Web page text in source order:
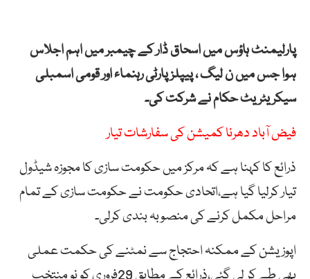
پارلیمنٹ ہاؤس میں اسحاق ڈار کے چیمبر میں اہم اجلاس
ہوا جس میں ن لیگ ، پیپلز پارٹی رہنماء اور قومی اسمبلی
سیکریٹریٹ حکام نے شرکت کی۔
فیض آباد دھرنا کمیشن کی سفارشات تیار
ذرائع کا کہنا ہے کہ مرکز میں حکومت سازی کا مجوزہ شیڈول
تیار کرلیا گیا ہے،اتحادی حکومت نے حکومت سازی کے تمام
مراحل مکمل کرنے کی منصوبہ بندی کرلی۔
اپوزیشن کے ممکنہ احتجاج سے نمٹنے کی حکمت عملی